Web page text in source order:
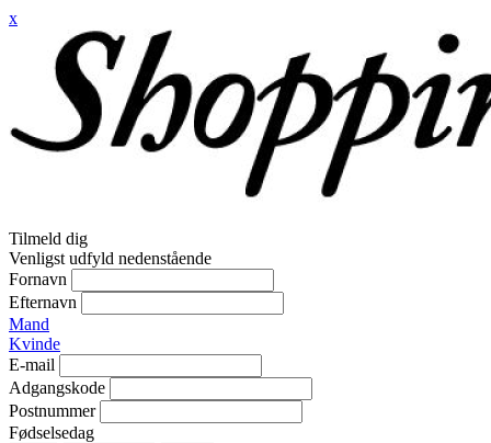
x
Tilmeld dig
Venligst udfyld nedenstående
Fornavn
Efternavn
Mand
Kvinde
E-mail
Adgangskode
Postnummer
Fødselsedag